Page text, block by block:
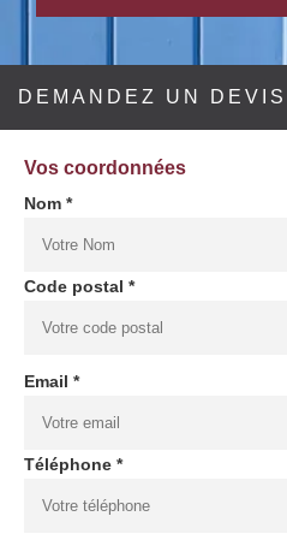
DEMANDEZ UN
Vos coordonnées
Nom *
Code postal *
Email *
Téléphone *